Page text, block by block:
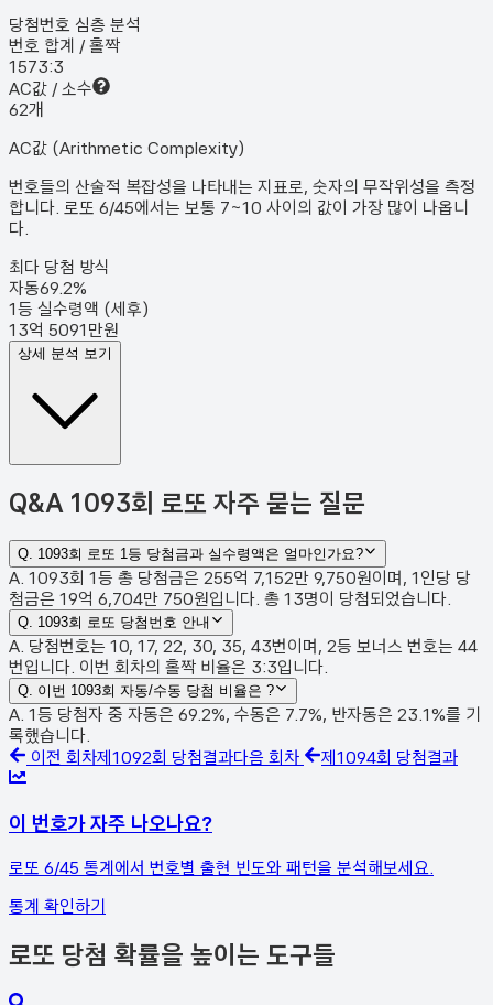
당첨번호 심층 분석
번호 합계 / 홀짝
1573:3
AC값 / 소수
62개
AC값 (Arithmetic Complexity)
번호들의 산술적 복잡성을 나타내는 지표로, 숫자의 무작위성을 측정
합니다. 로또 6/45에서는 보통 7~10 사이의 값이 가장 많이 나옵니
다.
최다 당첨 방식
자동69.2%
1등 실수령액 (세후)
13억 5091만원
상세 분석 보기
Q&A 1093회 로또 자주 묻는 질문
Q. 1093회 로또 1등 당첨금과 실수령액은 얼마인가요?
A. 1093회 1등 총 당첨금은 255억 7,152만 9,750원이며, 1인당 당
첨금은 19억 6,704만 750원입니다. 총 13명이 당첨되었습니다.
Q. 1093회 로또 당첨번호 안내
A. 당첨번호는 10, 17, 22, 30, 35, 43번이며, 2등 보너스 번호는 44
번입니다. 이번 회차의 홀짝 비율은 3:3입니다.
Q. 이번 1093회 자동/수동 당첨 비율은 ?
A. 1등 당첨자 중 자동은 69.2%, 수동은 7.7%, 반자동은 23.1%를 기
록했습니다.
이전 회차제 1092회 당첨결과다음 회차 제 1094회 당첨결과
이 번호가 자주 나오나요?
로또 6/45 통계에서 번호별 출현 빈도와 패턴을 분석해보세요.
통계 확인하기
로또 당첨 확률을 높이는 도구들